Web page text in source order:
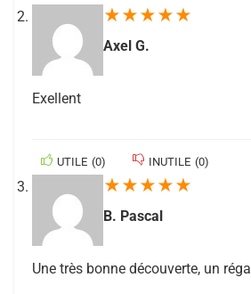
★★★★★
Axel G.
Exellent
UTILE (0) INUTILE (0)
★★★★★
B. Pascal
Une très bonne découverte, un régal